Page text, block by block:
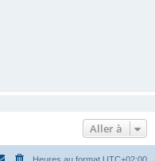
Aller à